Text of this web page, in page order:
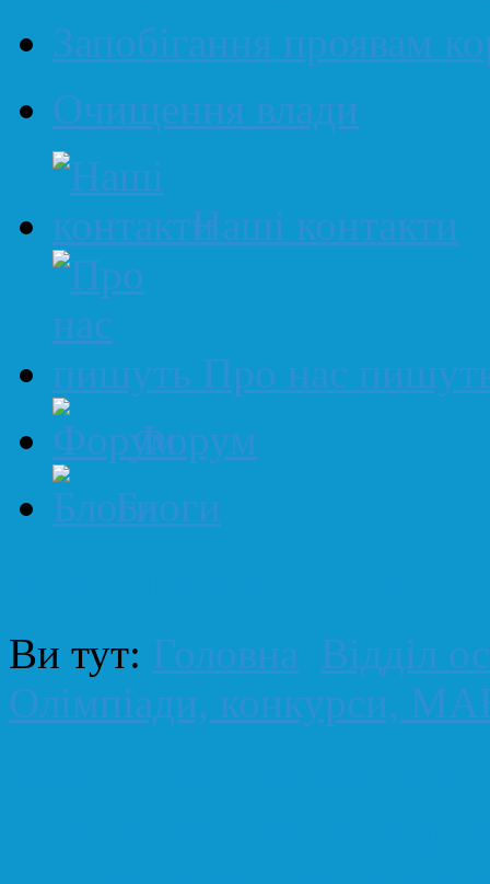
Запобігання проявам
Очищення влади
Наші контакти
Про нас
Форум
Блоги
Ви тут: Головна Відділ
Олімпіади, конкурси,